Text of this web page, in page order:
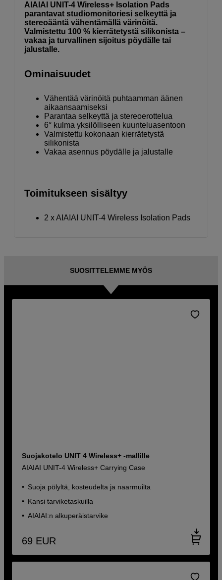
AIAIAI UNIT-4 Wireless+ Isolation Pads
parantavat studiomonitoriesi selkeyttä ja
stereoääntä vähentämällä värinöitä.
Valmistettu 100 % kierrätetystä silikonista –
vakaa ja turvallinen sijoitus pöydälle tai
jalustalle.
Ominaisuudet
Vähentää värinöitä puhtaamman äänen
aikaansaamiseksi
Parantaa selkeyttä ja stereoerottelua
6° kulma yksilölliseen kuunteluasentoon
Valmistettu kokonaan kierrätetystä
silikonista
Vakaa asennus pöydälle ja jalustalle
Toimitukseen sisältyy
2 x AIAIAI UNIT-4 Wireless Isolation Pads
SUOSITTELEMME MYÖS
Suojakotelo UNIT 4 Wireless+ -mallille
AIAIAI UNIT-4 Wireless+ Carrying Case
Suoja pölyltä, kosteudelta ja naarmuilta
Kansi tarviketaskuilla
AIAIAI:n alkuperäistarvike
69 EUR